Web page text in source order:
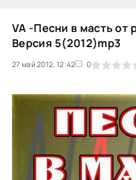
VA -Песни в масть от
Версия 5(2012)mp3
27 май 2012, 12:42 0
1 2 3 4 5